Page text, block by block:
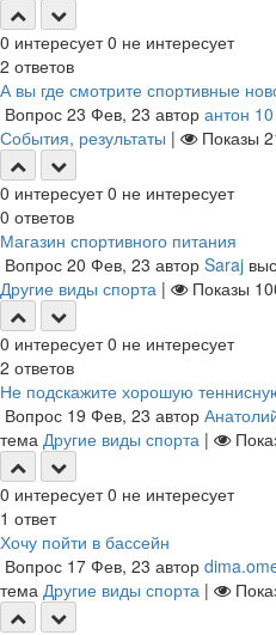
0 интересует 0 не интересует
2 ответов
А вы где смотрите спортивные
Вопрос 23 Фев, 23 автор антон 10
События, результаты | Показы
0 интересует 0 не интересует
0 ответов
Магазин спортивного питания
Вопрос 20 Фев, 23 автор Saraj
Другие виды спорта | Показы
0 интересует 0 не интересует
2 ответов
Не подскажите хорошую
Вопрос 19 Фев, 23 автор
тема Другие виды спорта |
0 интересует 0 не интересует
1 ответ
Хочу пойти в бассейн
Вопрос 17 Фев, 23 автор
тема Другие виды спорта |